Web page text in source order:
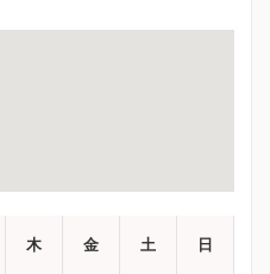
木 金 土 日